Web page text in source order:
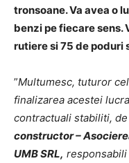
tronsoane. Va avea o
benzi pe fiecare sens.
rutiere si 75 de poduri
”Multumesc, tuturor
finalizarea acestei
contractuali stabiliti,
constructor –
UMB SRL, responsabili